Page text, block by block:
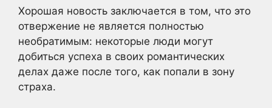
Хорошая новость заключается в том, что это
отвержение не является полностью
необратимым: некоторые люди могут
добиться успеха в своих романтических
делах даже после того, как попали в зону
страха.